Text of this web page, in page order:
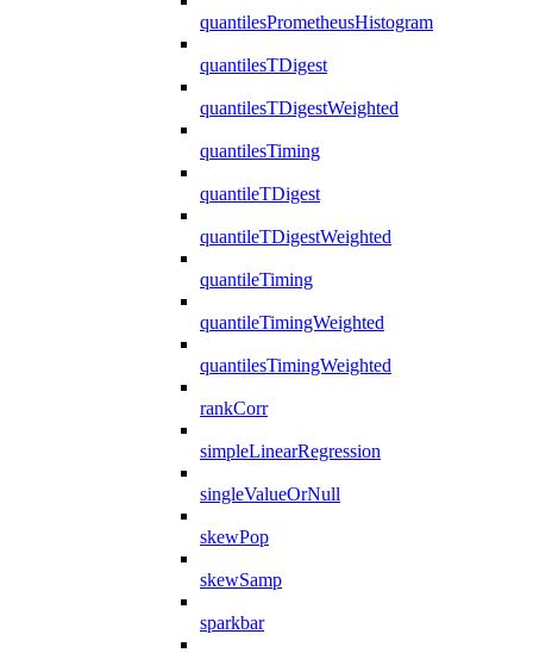
quantilesPrometheusHistogram
quantilesTDigest
quantilesTDigestWeighted
quantilesTiming
quantileTDigest
quantileTDigestWeighted
quantileTiming
quantileTimingWeighted
quantilesTimingWeighted
rankCorr
simpleLinearRegression
singleValueOrNull
skewPop
skewSamp
sparkbar